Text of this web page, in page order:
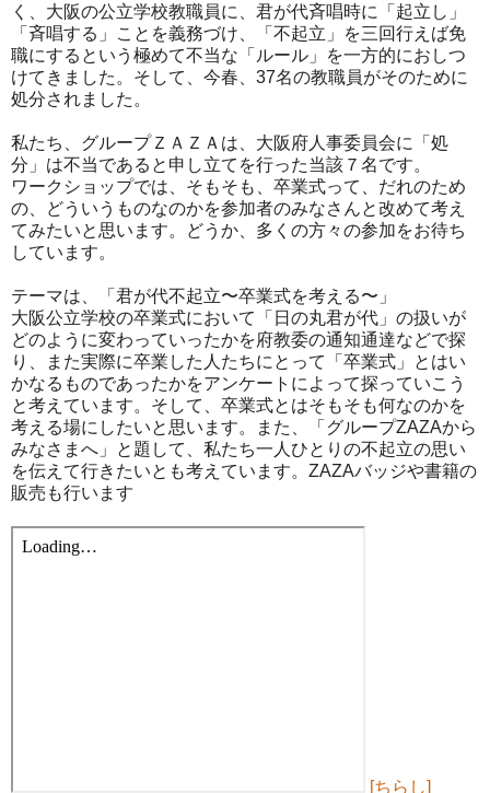
く、大阪の公立学校教職員に、君が代斉唱時に「起立し」
「斉唱する」ことを義務づけ、「不起立」を三回行えば免
職にするという極めて不当な「ルール」を一方的におしつ
けてきました。そして、今春、37名の教職員がそのために
処分されました。
私たち、グループＺＡＺＡは、大阪府人事委員会に「処
分」は不当であると申し立てを行った当該７名です。
ワークショップでは、そもそも、卒業式って、だれのため
の、どういうものなのかを参加者のみなさんと改めて考え
てみたいと思います。どうか、多くの方々の参加をお待ち
しています。
テーマは、「君が代不起立〜卒業式を考える〜」
大阪公立学校の卒業式において「日の丸君が代」の扱いが
どのように変わっていったかを府教委の通知通達などで探
り、また実際に卒業した人たちにとって「卒業式」とはい
かなるものであったかをアンケートによって探っていこう
と考えています。そして、卒業式とはそもそも何なのかを
考える場にしたいと思います。また、「グループZAZAから
みなさまへ」と題して、私たち一人ひとりの不起立の思い
を伝えて行きたいとも考えています。ZAZAバッジや書籍の
販売も行います
[ちらし]